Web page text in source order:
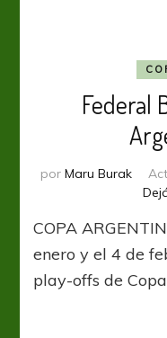
Federal
por Maru Burak
COPA
enero y el 4 de
play-offs de